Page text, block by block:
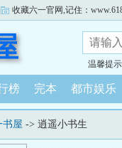
收藏六一官网,记住：
温馨提
榜 完本 都市娱乐
书屋 -> 逍遥小书生